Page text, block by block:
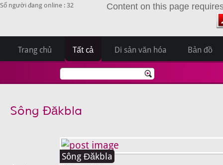
Số người đang online : 32 Content on this page
Trang chủ Tất cả Di sản văn hóa Bản đồ
Sông Đăkbla
Sông Đăkbla